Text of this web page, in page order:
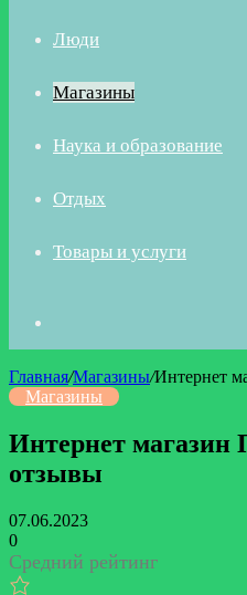
Люди
Магазины
Наука и образование
Отдых
Товары и услуги
Главная/Магазины/Интернет
Магазины
Интернет
отзывы
07.06.2023
0
Средний рейтинг